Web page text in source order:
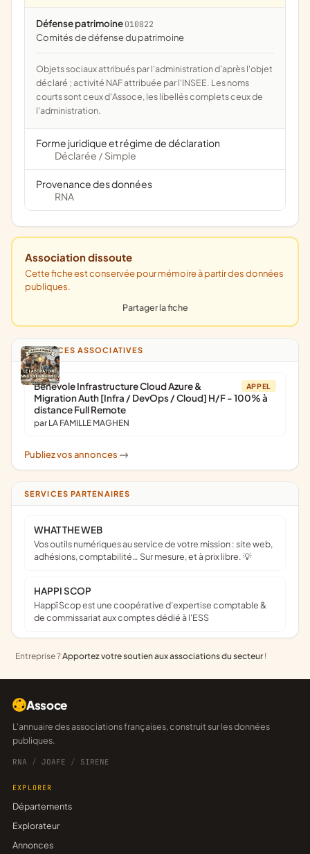
Défense patrimoine 010022
comités de défense du patrimoine
Objets sociaux attribués par l'administration d'après l'objet
déclaré ; activité NAF attribuée par l'INSEE. Les noms
courts sont ceux d'Assoce, les libellés complets ceux de
l'administration.
Forme juridique et régime de déclaration
Déclarée / Simple
Provenance des données
RNA
Association dissoute
Cette fiche est conservée pour mémoire à partir des données
publiques.
Partager la fiche
ANNONCES ASSOCIATIVES
APPEL
Bénévole Infrastructure Cloud Azure &
Migration Auth [Infra / DevOps / Cloud] H/F - 100% à
distance Full Remote
par LA FAMILLE MAGHEN
Publiez vos annonces ->
SERVICES PARTENAIRES
WHAT THE WEB
Vos outils numériques au service de votre mission : site web,
adhésions, comptabilité… Sur mesure, et à prix libre. 💡
HAPPI SCOP
Happï Scop est une coopérative d’expertise comptable &
de commissariat aux comptes dédié à l'ESS
Entreprise ?Apportez votre soutien aux associations du secteur !
Assoce
L'annuaire des associations françaises, construit sur les données
publiques.
RNA / JOAFE / SIRENE
EXPLORER
Départements
Explorateur
Annonces